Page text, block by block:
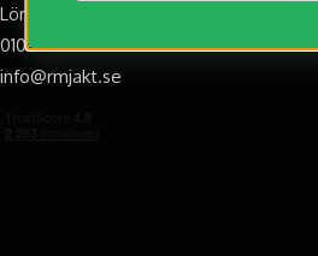
Lör: 10:00-14:00 (Augusti-Oktober)
010-188 20 20
info@rmjakt.se